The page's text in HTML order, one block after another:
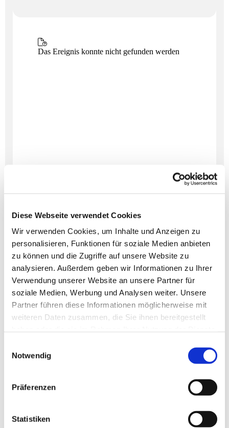
Diese Webseite verwendet Cookies
Wir verwenden Cookies, um Inhalte und Anzeigen zu
personalisieren, Funktionen für soziale Medien anbieten
zu können und die Zugriffe auf unsere Website zu
analysieren. Außerdem geben wir Informationen zu Ihrer
Verwendung unserer Website an unsere Partner für
soziale Medien, Werbung und Analysen weiter. Unsere
Partner führen diese Informationen möglicherweise mit
weiteren Daten zusammen, die Sie ihnen bereitgestellt
Notwendig
Präferenzen
Statistiken
Dies könnte Sie auch
interessieren